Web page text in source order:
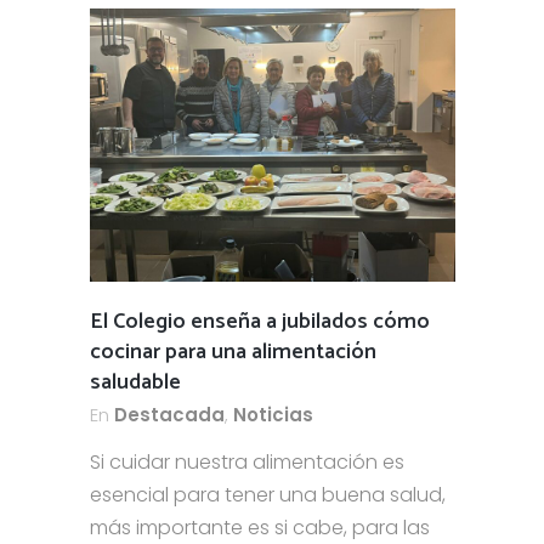
El Colegio enseña a jubilados cómo
cocinar para una alimentación
saludable
En Destacada, Noticias
Si cuidar nuestra alimentación es
esencial para tener una buena salud,
más importante es si cabe, para las